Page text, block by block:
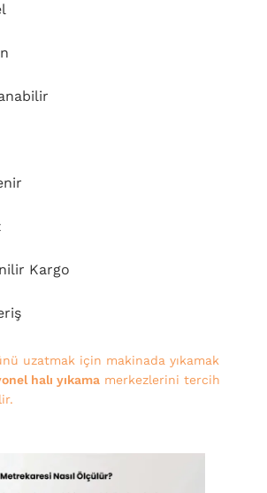
Kargo
uzatmak için makinada yıkamak
halı yıkamamerkezlerini tercih